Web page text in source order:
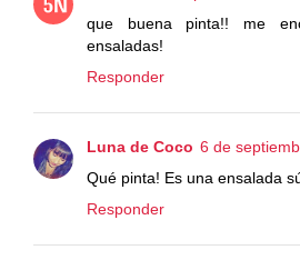
que buena pinta!! me
ensaladas!
Responder
Luna de Coco 6 de
Qué pinta! Es una ensalada
Responder